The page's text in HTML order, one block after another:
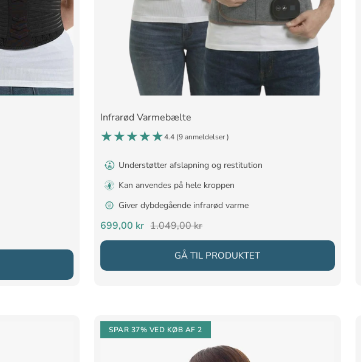
Infrarød Varmebælte
4.4 (9 anmeldelser)
Understøtter afslapning og restitution
Kan anvendes på hele kroppen
Giver dybdegående infrarød varme
Salgspris
699,00 kr Normalpris
1.049,00 kr
GÅ TIL PRODUKTET
SPAR 37% VED KØB AF 2